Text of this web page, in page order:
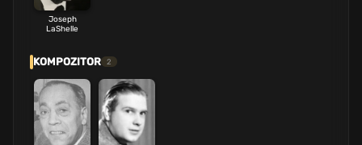
Joseph
LaShelle
KOMPOZITOR 2